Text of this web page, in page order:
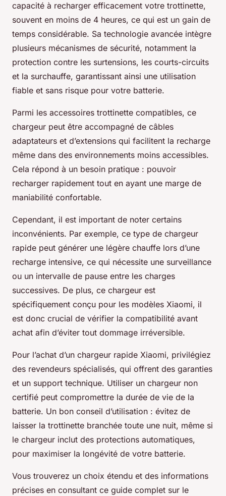
capacité à recharger efficacement votre trottinette,
souvent en moins de 4 heures, ce qui est un gain de
temps considérable. Sa technologie avancée intègre
plusieurs mécanismes de sécurité, notamment la
protection contre les surtensions, les courts-circuits
et la surchauffe, garantissant ainsi une utilisation
fiable et sans risque pour votre batterie.
Parmi les accessoires trottinette compatibles, ce
chargeur peut être accompagné de câbles
adaptateurs et d’extensions qui facilitent la recharge
même dans des environnements moins accessibles.
Cela répond à un besoin pratique : pouvoir
recharger rapidement tout en ayant une marge de
maniabilité confortable.
Cependant, il est important de noter certains
inconvénients. Par exemple, ce type de chargeur
rapide peut générer une légère chauffe lors d’une
recharge intensive, ce qui nécessite une surveillance
ou un intervalle de pause entre les charges
successives. De plus, ce chargeur est
spécifiquement conçu pour les modèles Xiaomi, il
est donc crucial de vérifier la compatibilité avant
achat afin d’éviter tout dommage irréversible.
Pour l’achat d’un chargeur rapide Xiaomi, privilégiez
des revendeurs spécialisés, qui offrent des garanties
et un support technique. Utiliser un chargeur non
certifié peut compromettre la durée de vie de la
batterie. Un bon conseil d’utilisation : évitez de
laisser la trottinette branchée toute une nuit, même si
le chargeur inclut des protections automatiques,
pour maximiser la longévité de votre batterie.
Vous trouverez un choix étendu et des informations
précises en consultant ce guide complet sur le